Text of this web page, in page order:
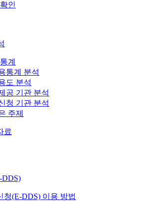
인
계
통계 분석
도 분석
공 기관 분석
청 기관 분석
주제
료
DDS)
청(E-DDS) 이용 방법